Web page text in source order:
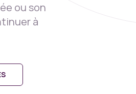
ou son
à